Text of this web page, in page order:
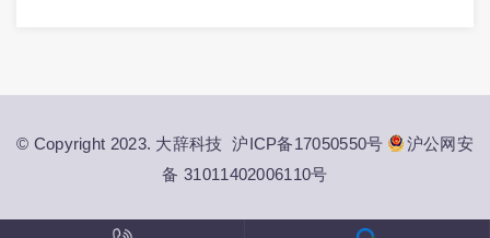
© Copyright 2023. 大辞科技沪ICP备17050550号
沪公网安
备 31011402006110号